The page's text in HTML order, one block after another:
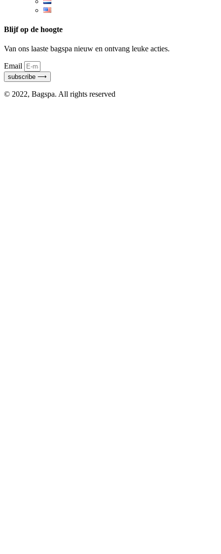
Blijf op de hoogte
Van ons laaste bagspa nieuw en ontvang leuke acties.
Email
subscribe ⟶
© 2022, Bagspa. All rights reserved